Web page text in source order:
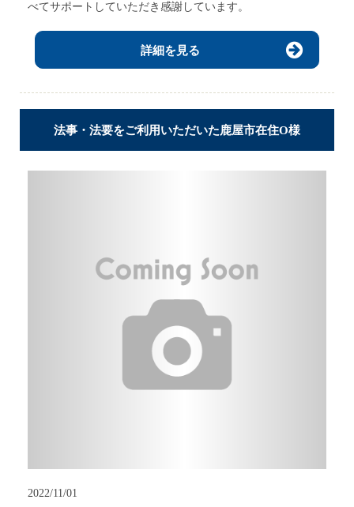
べてサポートしていただき感謝しています。
詳細を見る
法事・法要をご利用いただいた鹿屋市在住O様
2022/11/01